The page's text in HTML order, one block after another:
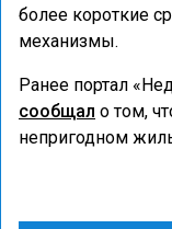
более короткие
механизмы.
Ранее портал
сообщал о том,
непригодном